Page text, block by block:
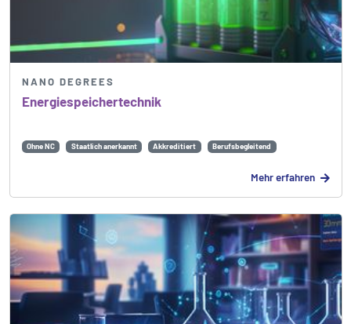
Energie­speicher­technik
NANO DEGREES
Ohne NC Staatlich anerkannt Akkreditiert Berufsbegleitend
Mehr erfahren